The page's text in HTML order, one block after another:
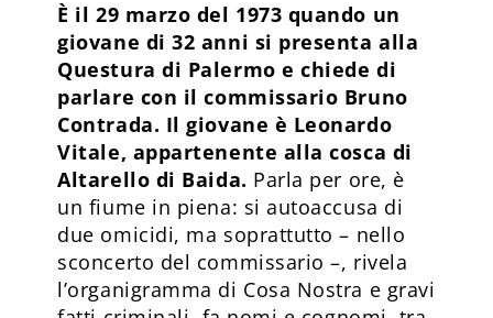
È il 29 marzo del 1973 quando un
giovane di 32 anni si presenta alla
Questura di Palermo e chiede di
parlare con il commissario Bruno
Contrada. Il giovane è Leonardo
Vitale, appartenente alla cosca di
Altarello di Baida. Parla per ore, è
un fiume in piena: si autoaccusa di
due omicidi, ma soprattutto – nello
sconcerto del commissario –, rivela
l’organigramma di Cosa Nostra e gravi